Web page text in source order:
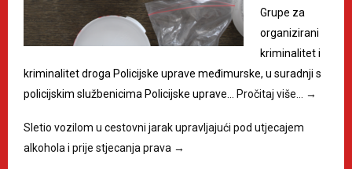
Grupe za
organizirani
kriminalitet i
kriminalitet droga Policijske uprave međimurske, u suradnji s
policijskim službenicima Policijske uprave… Pročitaj više… →
Sletio vozilom u cestovni jarak upravljajući pod utjecajem
alkohola i prije stjecanja prava →